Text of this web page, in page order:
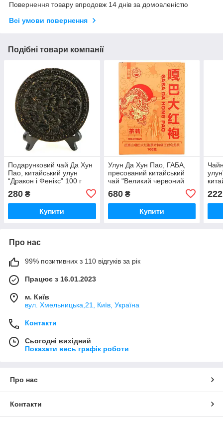
Повернення товару впродовж 14 днів за домовленістю
Всі умови повернення
Подібні товари компанії
Подарунковий чай Да Хун
Пао, китайський улун
“Дракон і Фенікс” 100 г
280 ₴
Купити
Улун Да Хун Пао, ГАБА,
пресований китайський
чай "Великий червоний
680₴
Купити
222
Про нас
99% позитивних з 110 відгуків за рік
Працює з 16.01.2023
м. Київ
вул. Хмельницька,21, Київ, Україна
Контакти
Сьогодні вихідний
Показати весь графік роботи
Про нас
Контакти